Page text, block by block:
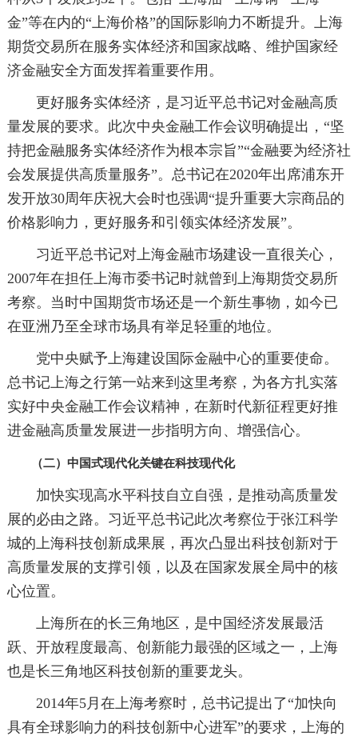
金”等在内的“上海价格”的国际影响力不断提升。上海
期货交易所在服务实体经济和国家战略、维护国家经
济金融安全方面发挥着重要作用。
更好服务实体经济，是习近平总书记对金融高质
量发展的要求。此次中央金融工作会议明确提出，“坚
持把金融服务实体经济作为根本宗旨”“金融要为经济社
会发展提供高质量服务”。总书记在2020年出席浦东开
发开放30周年庆祝大会时也强调“提升重要大宗商品的
价格影响力，更好服务和引领实体经济发展”。
习近平总书记对上海金融市场建设一直很关心，
2007年在担任上海市委书记时就曾到上海期货交易所
考察。当时中国期货市场还是一个新生事物，如今已
在亚洲乃至全球市场具有举足轻重的地位。
党中央赋予上海建设国际金融中心的重要使命。
总书记上海之行第一站来到这里考察，为各方扎实落
实好中央金融工作会议精神，在新时代新征程更好推
进金融高质量发展进一步指明方向、增强信心。
（二）中国式现代化关键在科技现代化
加快实现高水平科技自立自强，是推动高质量发
展的必由之路。习近平总书记此次考察位于张江科学
城的上海科技创新成果展，再次凸显出科技创新对于
高质量发展的支撑引领，以及在国家发展全局中的核
心位置。
上海所在的长三角地区，是中国经济发展最活
跃、开放程度最高、创新能力最强的区域之一，上海
也是长三角地区科技创新的重要龙头。
2014年5月在上海考察时，总书记提出了“加快向
具有全球影响力的科技创新中心进军”的要求，上海的